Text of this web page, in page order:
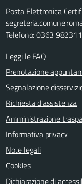
Posta Elettronica
Telefono: 0363 982311
Leggi le FAQ
Prenotazione
Segnalazione
Richiesta d'assistenza
Amministrazione
Informativa privacy
Note legali
Cookies
Dichiarazione di